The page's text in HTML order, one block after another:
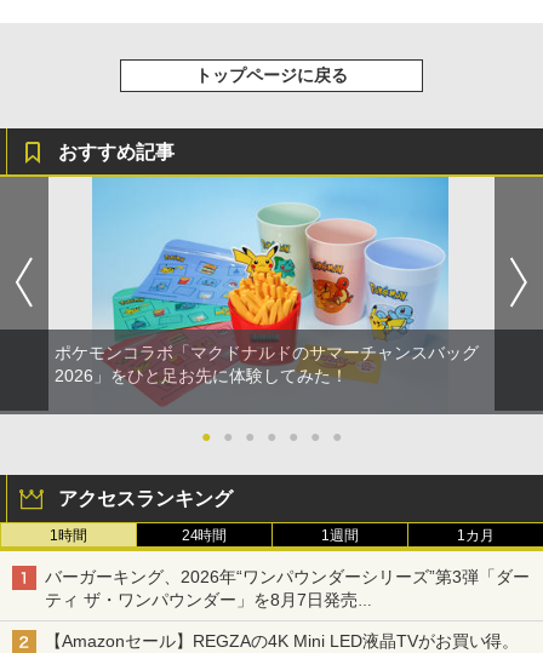
トップページに戻る
おすすめ記事
ポケモンコラボ「マクドナルドのサマーチャンスバッグ
2026」をひと足お先に体験してみた！
● ● ● ● ● ● ●
アクセスランキング
1時間 24時間 1週間 1カ月
バーガーキング、2026年“ワンパウンダーシリーズ”第3弾「ダー
ティ ザ・ワンパウンダー」を8月7日発売
「特製ガーリックマヨソース」を使用した超大型チーズバーガー
【Amazonセール】REGZAの4K Mini LED液晶TVがお買い得。